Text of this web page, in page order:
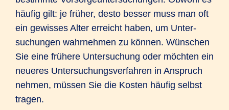
häufig gilt: je früher, desto besser muss man oft
ein gewisses Alter erreicht haben, um Unter­
suchungen wahrnehmen zu können. Wünschen
Sie eine frühere Unter­suchung oder möchten ein
neueres Unter­suchungs­verfahren in Anspruch
nehmen, müssen Sie die Kosten häufig selbst
tragen.